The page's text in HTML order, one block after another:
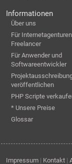
Informationen
Über uns
Für
Freelancer
Für Anwender und
Softwareentwickler
veröffentlichen
PHP Scripte
* Unsere Preise
Glossar
Impressum | Kontakt |